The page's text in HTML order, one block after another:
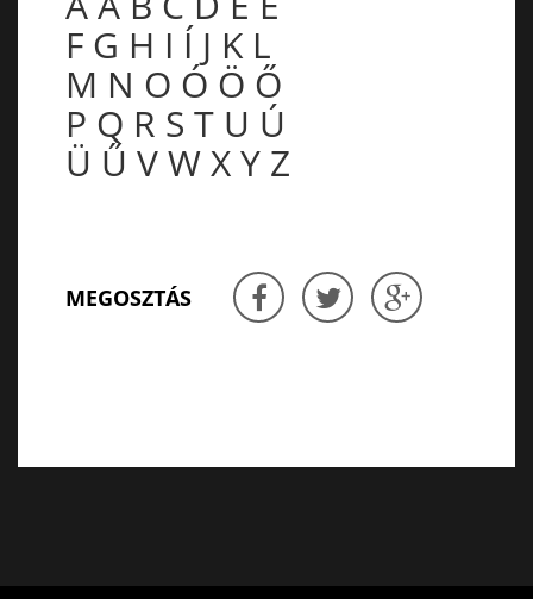
F G H I Í J K L
M N O Ó Ö Ő
P Q R S T U Ú
Ü Ű VWXY Z
MEGOSZTÁS